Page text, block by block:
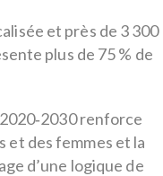
et près de 3 300
plus de 75 % de
renforce
et des femmes et la
d’une logique de